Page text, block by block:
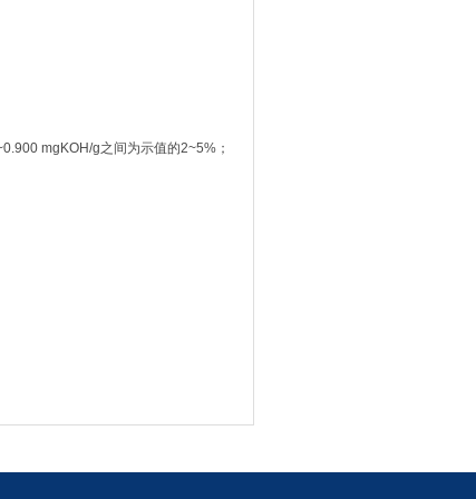
mgKOH/g之间为示值的2~5%；